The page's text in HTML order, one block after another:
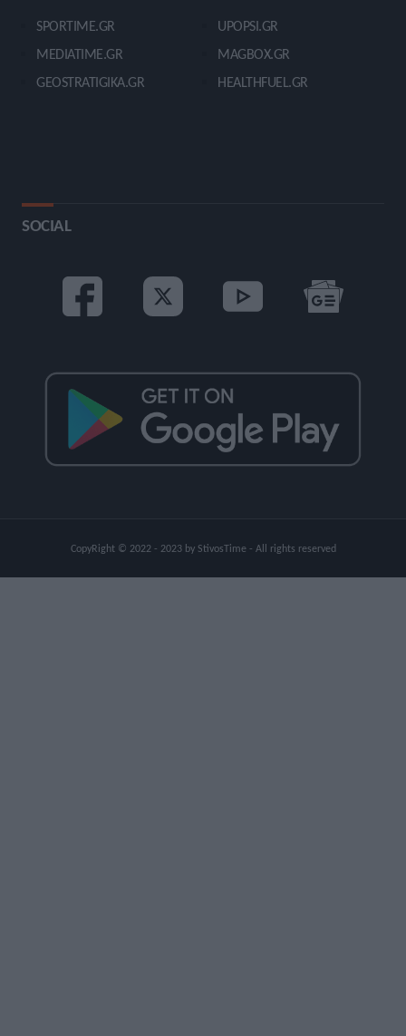
SPORTIME.GR
MEDIATIME.GR
GEOSTRATIGIKA.GR
UPOPSI.GR
MAGBOX.GR
HEALTHFUEL.GR
SOCIAL
CopyRight © 2022 - 2023 by StivosTime - All rights reserved